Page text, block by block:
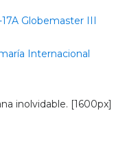
Globemaster III
Internacional
inolvidable. [1600px]